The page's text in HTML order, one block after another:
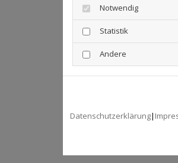
Notwendig
Statistik
Andere
Datenschutzerklärung|